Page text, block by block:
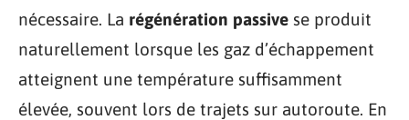
nécessaire. La régénération passive se produit
naturellement lorsque les gaz d’échappement
atteignent une température suffisamment
élevée, souvent lors de trajets sur autoroute. En